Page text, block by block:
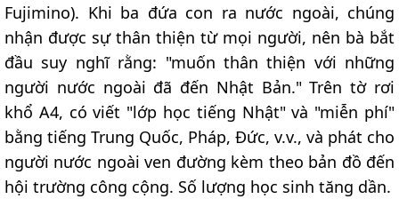
Fujimino). Khi ba đứa con ra nước ngoài, chúng
nhận được sự thân thiện từ mọi người, nên bà bắt
đầu suy nghĩ rằng: "muốn thân thiện với những
người nước ngoài đã đến Nhật Bản." Trên tờ rơi
khổ A4, có viết "lớp học tiếng Nhật" và "miễn phí"
bằng tiếng Trung Quốc, Pháp, Đức, v.v., và phát cho
người nước ngoài ven đường kèm theo bản đồ đến
hội trường công cộng. Số lượng học sinh tăng dần.